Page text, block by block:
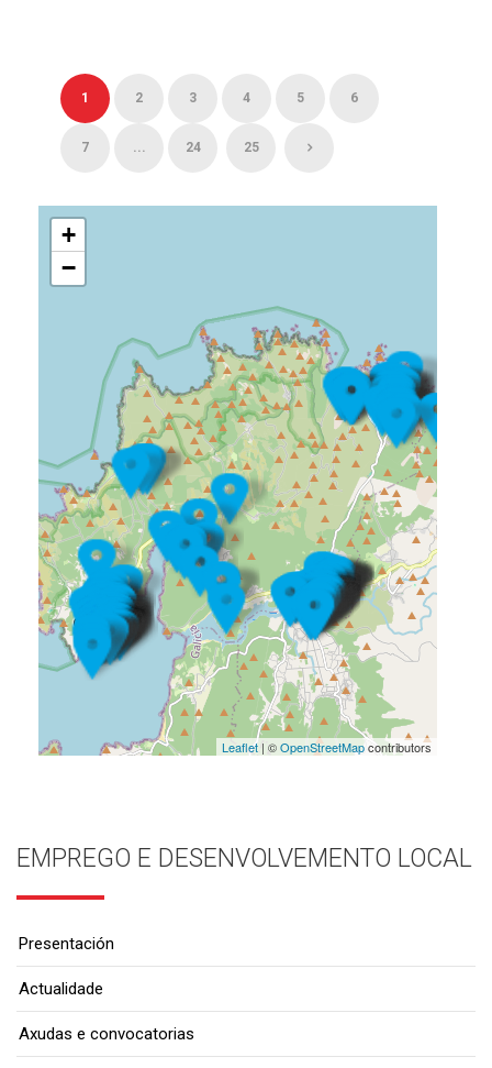
1 2 3 4 5 6
7 ... 24 25
+
−
Leaflet| ©OpenStreetMapcontributors
EMPREGO E DESENVOLVEMENTO LOCAL
Presentación
Actualidade
Axudas e convocatorias